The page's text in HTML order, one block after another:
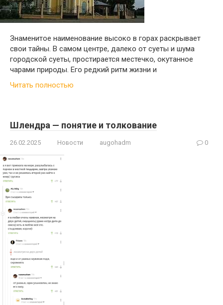
Знаменитое наименование высоко в горах раскрывает
свои тайны. В самом центре, далеко от суеты и шума
городской суеты, простирается местечко, окутанное
чарами природы. Его редкий ритм жизни и
Читать полностью
Шлендра — понятие и толкование
26.02.2025 Новости augohadm 0